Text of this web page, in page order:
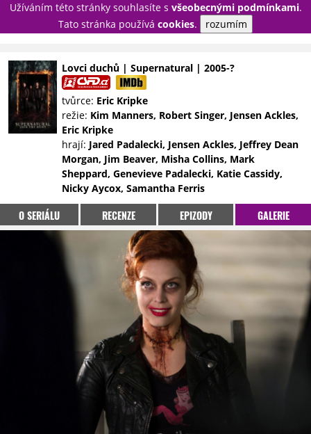
Užíváním této stránky souhlasíte s všeobecnými podmínkami.
Tato stránka používá cookies. rozumím
PŘIHLÁSIT
NOVINKY
TÉMATA
RECENZE
EPIZODY
KULT
TRAILERY
GALERIE
DISKUZE
STATISTIKY
Lovci duchů | Supernatural | 2005-?
tvůrce: Eric Kripke
režie: Kim Manners, Robert Singer, Jensen Ackles,
Eric Kripke
hrají: Jared Padalecki, Jensen Ackles, Jeffrey Dean
Morgan, Jim Beaver, Misha Collins, Mark
Sheppard, Genevieve Padalecki, Katie Cassidy,
Nicky Aycox, Samantha Ferris
O SERIÁLU RECENZE EPIZODY GALERIE